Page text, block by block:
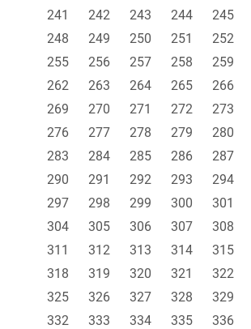
241
242 243 244 245
248
249 250 251 252
255
256 257 258 259
262
263 264 265 266
269
270 271 272 273
276
277 278 279 280
283
284 285 286 287
290
291 292 293 294
297
298 299 300 301
304
305 306 307 308
311
312 313 314 315
318
319 320 321 322
325
326 327 328 329
332
333 334 335 336